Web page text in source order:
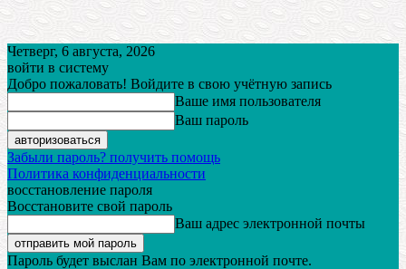
Четверг, 6 августа, 2026
войти в систему
Добро пожаловать! Войдите в свою учётную запись
Ваше имя пользователя
Ваш пароль
Забыли пароль? получить помощь
Политика конфиденциальности
восстановление пароля
Восстановите свой пароль
Ваш адрес электронной почты
Пароль будет выслан Вам по электронной почте.